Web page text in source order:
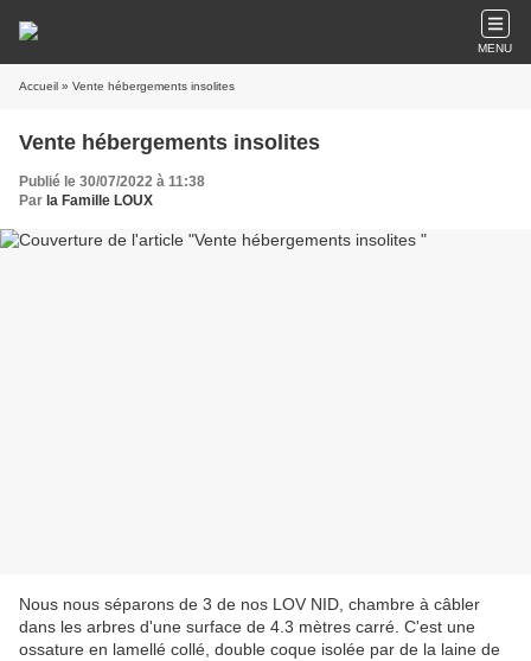
MENU
Accueil » Vente hébergements insolites
Vente hébergements insolites
Publié le 30/07/2022 à 11:38
Par la Famille LOUX
Nous nous séparons de 3 de nos LOV NID, chambre à câbler
dans les arbres d'une surface de 4.3 mètres carré. C'est une
ossature en lamellé collé, double coque isolée par de la laine de